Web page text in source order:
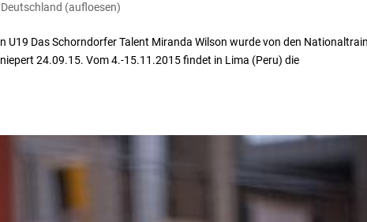
Deutschland (aufloesen)
U19 Das Schorndorfer Talent Miranda Wilson wurde von den
24.09.15. Vom 4.-15.11.2015 findet in Lima (Peru) die